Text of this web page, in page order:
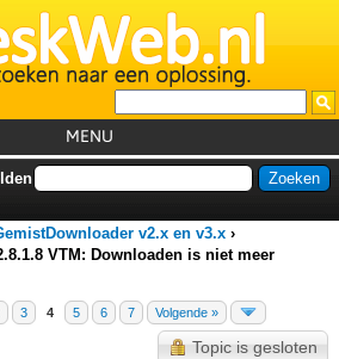
MENU
Foutcodes
GemistDownloader*
v2.x en v3.x ›
VTM: Downloaden is niet meer
3 4 5 6 7 Volgende »
Topic is gesloten